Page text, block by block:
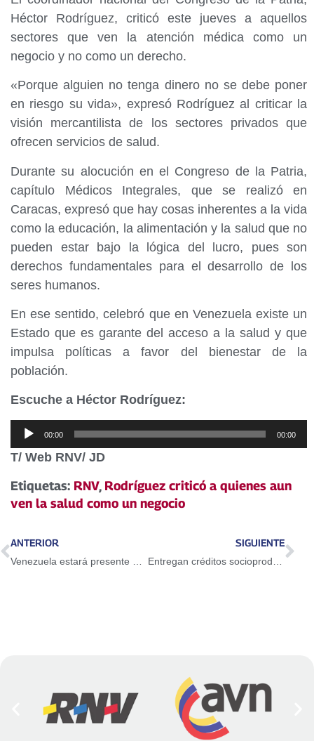
Héctor Rodríguez, criticó este jueves a aquellos
sectores que ven la atención médica como un
negocio y no como un derecho.
«Porque alguien no tenga dinero no se debe poner
en riesgo su vida», expresó Rodríguez al criticar la
visión mercantilista de los sectores privados que
ofrecen servicios de salud.
Durante su alocución en el Congreso de la Patria,
capítulo Médicos Integrales, que se realizó en
Caracas, expresó que hay cosas inherentes a la vida
como la educación, la alimentación y la salud que no
pueden estar bajo la lógica del lucro, pues son
derechos fundamentales para el desarrollo de los
seres humanos.
En ese sentido, celebró que en Venezuela existe un
Estado que es garante del acceso a la salud y que
impulsa políticas a favor del bienestar de la
población.
Escuche a Héctor Rodríguez:
Reproductor
de
audio
00:00 00:00
T/ Web RNV/ JD
Etiquetas: RNV, Rodríguez criticó a quienes aun
ven la salud como un negocio
ANTERIOR
Venezuela estará presente en las 24 horas de México
SIGUIENTE
Entregan créditos socioproductivos a CLAP de Anzoátegui